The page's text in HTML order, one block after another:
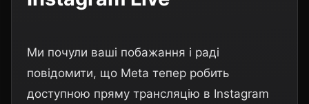
Ми почули ваші побажання і раді
повідомити, що Meta тепер робить
доступною пряму трансляцію в Instagram